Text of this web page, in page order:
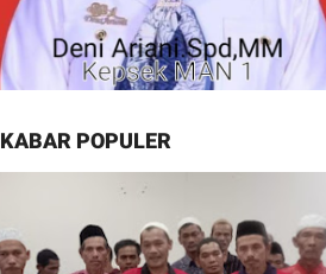
KABAR POPULER